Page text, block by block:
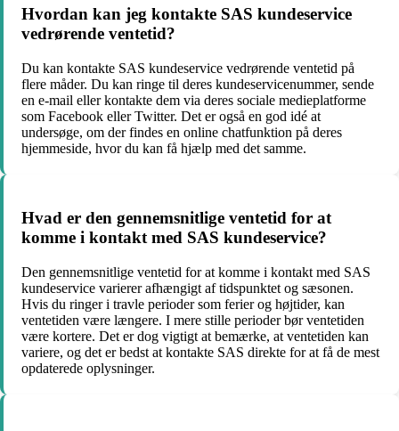
Hvordan kan jeg kontakte SAS kundeservice
vedrørende ventetid?
Du kan kontakte SAS kundeservice vedrørende ventetid på
flere måder. Du kan ringe til deres kundeservicenummer, sende
en e-mail eller kontakte dem via deres sociale medieplatforme
som Facebook eller Twitter. Det er også en god idé at
undersøge, om der findes en online chatfunktion på deres
hjemmeside, hvor du kan få hjælp med det samme.
Hvad er den gennemsnitlige ventetid for at
komme i kontakt med SAS kundeservice?
Den gennemsnitlige ventetid for at komme i kontakt med SAS
kundeservice varierer afhængigt af tidspunktet og sæsonen.
Hvis du ringer i travle perioder som ferier og højtider, kan
ventetiden være længere. I mere stille perioder bør ventetiden
være kortere. Det er dog vigtigt at bemærke, at ventetiden kan
variere, og det er bedst at kontakte SAS direkte for at få de mest
opdaterede oplysninger.